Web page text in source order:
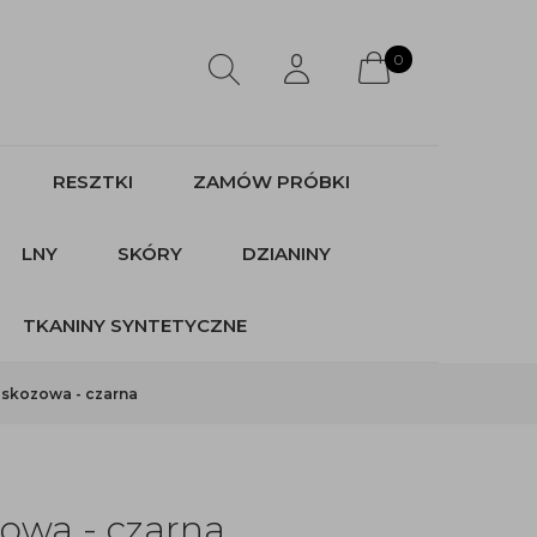
0
RESZTKI ZAMÓW PRÓBKI
LNY SKÓRY DZIANINY
TKANINY SYNTETYCZNE
- czarna